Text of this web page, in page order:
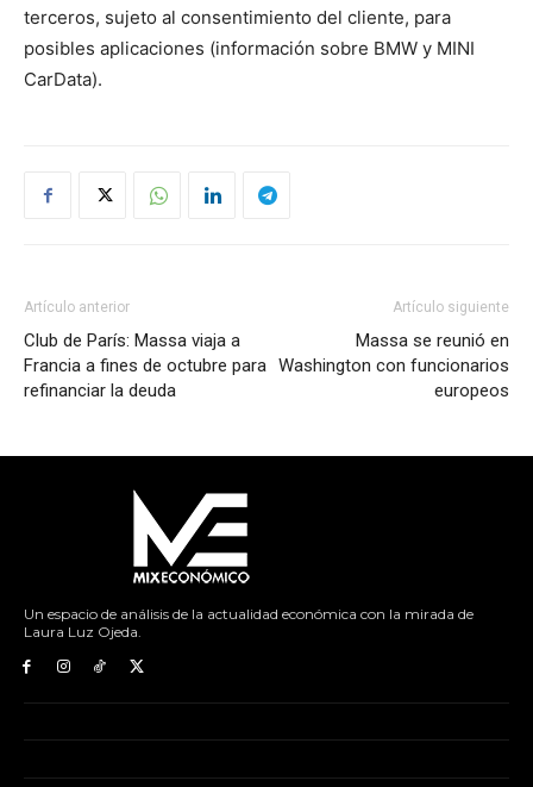
terceros, sujeto al consentimiento del cliente, para
posibles aplicaciones (información sobre BMW y MINI
CarData).
Artículo anterior
Club de París: Massa viaja a
Francia a fines de octubre para
refinanciar la deuda
Artículo siguiente
Massa se reunió en
Washington con funcionarios
europeos
Un espacio de análisis de la actualidad económica con la mirada de
Laura Luz Ojeda.